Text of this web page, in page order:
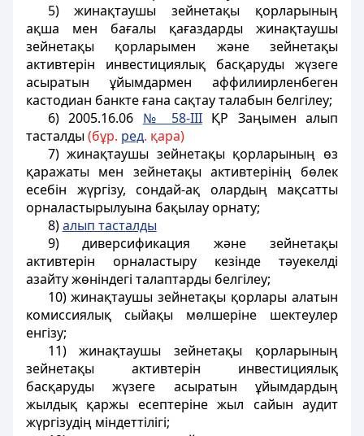
5) жинақтаушы зейнетақы қорларының
ақша мен бағалы қағаздарды жинақтаушы
зейнетақы қорларымен және зейнетақы
активтерін инвестициялық басқаруды жүзеге
асыратын ұйымдармен аффилиирленбеген
кастодиан банкте ғана сақтау талабын белгілеу;
6)2005.16.06 № 58-IIIҚР Заңымен алып
тасталды(бұр. ред. қара)
7) жинақтаушы зейнетақы қорларының өз
қаражаты мен зейнетақы активтерiнiң бөлек
есебiн жүргiзу, сондай-ақ олардың мақсатты
орналастырылуына бақылау орнату;
8)алып тасталды
9) диверсификация және зейнетақы
активтерін орналастыру кезінде тәуекелді
азайту жөніндегі талаптарды белгілеу;
10) жинақтаушы зейнетақы қорлары алатын
комиссиялық сыйақы мөлшерiне шектеулер
енгізу;
11) жинақтаушы зейнетақы қорларының
зейнетақы активтерін инвестициялық
басқаруды жүзеге асыратын ұйымдардың
жылдық қаржы есептерiне жыл сайын аудит
жүргiзудiң мiндеттілігi;